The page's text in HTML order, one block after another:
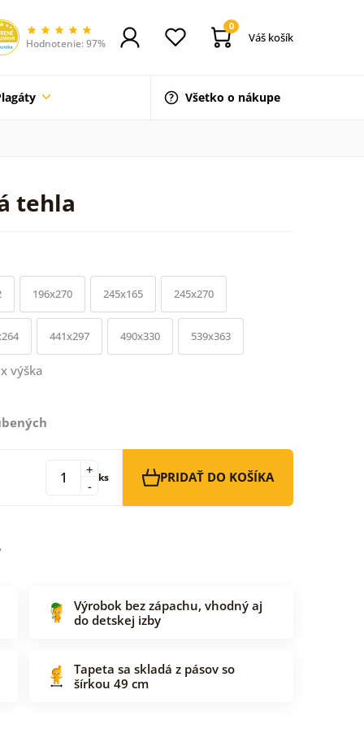
Hodnotenie: 97%
0
Váš košík
Všetko o nákupe
tehla
196x270 245x165 245x270
441x297 490x330 539x363
výška
-
+ ks PRIDAŤ DO KOŠÍKA
Výrobok bez zápachu, vhodný aj
do detskej izby
Tapeta sa skladá z pásov so
šírkou 49 cm